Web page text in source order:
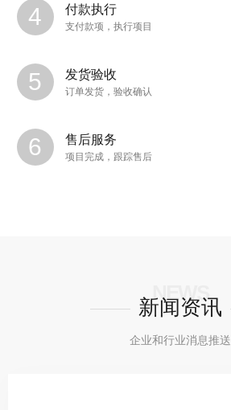
付款执行
支付款项，执行项目
发货验收
订单发货，验收确认
售后服务
项目完成，跟踪售后
新闻资讯
NEWS
企业和行业消息推送